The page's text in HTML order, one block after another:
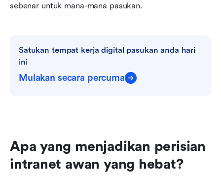
sebenar untuk mana-mana pasukan.
Satukan tempat kerja digital pasukan anda hari
ini
Mulakan secara percuma
Apa yang menjadikan perisian
intranet awan yang hebat?